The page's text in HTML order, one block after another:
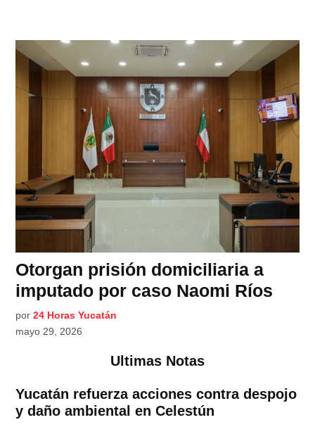
Otorgan prisión domiciliaria a
imputado por caso Naomi Ríos
por 24 Horas Yucatán
mayo 29, 2026
Ultimas Notas
Yucatán refuerza acciones contra despojo
y daño ambiental en Celestún